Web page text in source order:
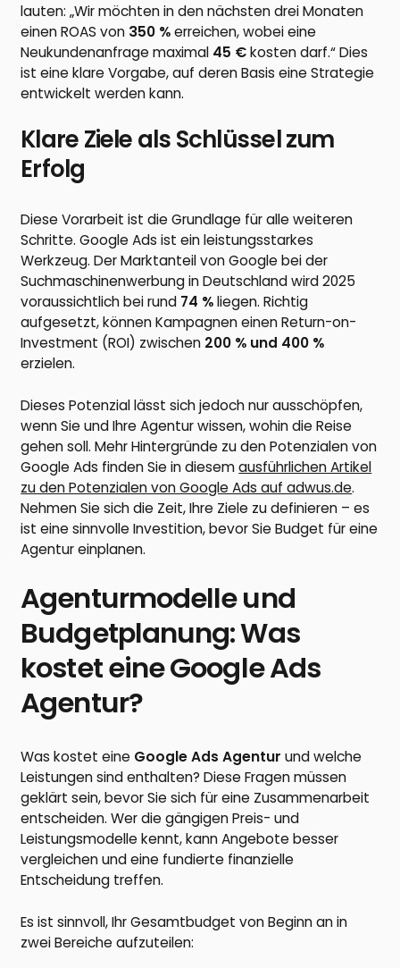
lauten: „Wir möchten in den nächsten drei Monaten
einen ROAS von 350 %erreichen, wobei eine
Neukundenanfrage maximal 45 €kosten darf.“ Dies
ist eine klare Vorgabe, auf deren Basis eine Strategie
entwickelt werden kann.
Klare Ziele als Schlüssel zum
Erfolg
Diese Vorarbeit ist die Grundlage für alle weiteren
Schritte. Google Ads ist ein leistungsstarkes
Werkzeug. Der Marktanteil von Google bei der
Suchmaschinenwerbung in Deutschland wird 2025
voraussichtlich bei rund 74 %liegen. Richtig
aufgesetzt, können Kampagnen einen Return-on-
Investment (ROI) zwischen 200 % und 400 %
erzielen.
Dieses Potenzial lässt sich jedoch nur ausschöpfen,
wenn Sie und Ihre Agentur wissen, wohin die Reise
gehen soll. Mehr Hintergründe zu den Potenzialen von
Google Ads finden Sie in diesemausführlichen Artikel
zu den Potenzialen von Google Ads auf adwus.de.
Nehmen Sie sich die Zeit, Ihre Ziele zu definieren – es
ist eine sinnvolle Investition, bevor Sie Budget für eine
Agentur einplanen.
Agenturmodelle und
Budgetplanung: Was
kostet eine Google Ads
Agentur?
Was kostet eine Google Ads Agentur und welche
Leistungen sind enthalten? Diese Fragen müssen
geklärt sein, bevor Sie sich für eine Zusammenarbeit
entscheiden. Wer die gängigen Preis- und
Leistungsmodelle kennt, kann Angebote besser
vergleichen und eine fundierte finanzielle
Entscheidung treffen.
Es ist sinnvoll, Ihr Gesamtbudget von Beginn an in
zwei Bereiche aufzuteilen: